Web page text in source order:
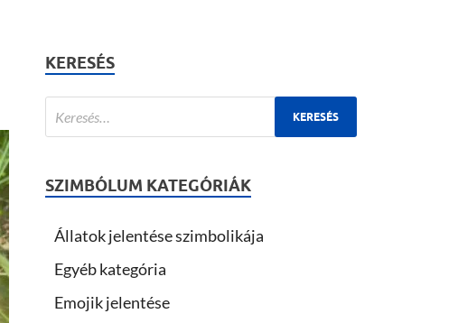
KERESÉS
SZIMBÓLUM KATEGÓRIÁK
Állatok jelentése szimbolikája
Egyéb kategória
Emojik jelentése